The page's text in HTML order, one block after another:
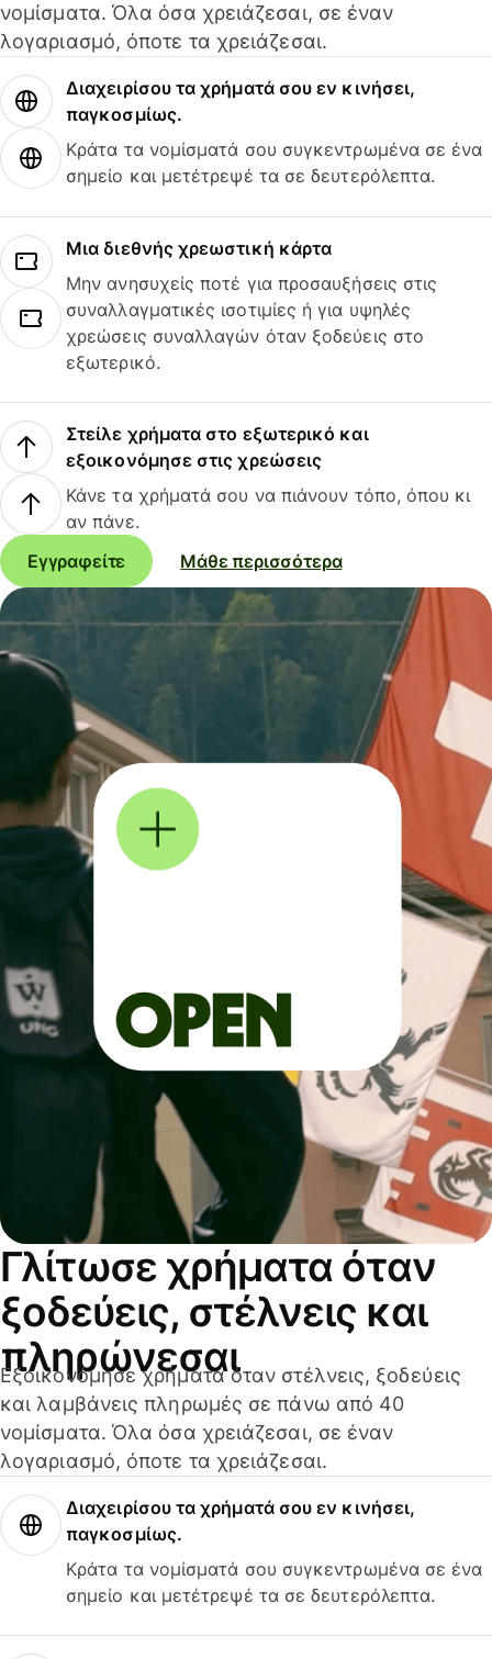
νομίσματα. Όλα όσα χρειάζεσαι, σε έναν
λογαριασμό, όποτε τα χρειάζεσαι.
Διαχειρίσου τα χρήματά σου εν κινήσει,
παγκοσμίως.
Κράτα τα νομίσματά σου συγκεντρωμένα σε ένα
σημείο και μετέτρεψέ τα σε δευτερόλεπτα.
Μια διεθνής χρεωστική κάρτα
Μην ανησυχείς ποτέ για προσαυξήσεις στις
συναλλαγματικές ισοτιμίες ή για υψηλές
χρεώσεις συναλλαγών όταν ξοδεύεις στο
εξωτερικό.
Στείλε χρήματα στο εξωτερικό και
εξοικονόμησε στις χρεώσεις
Κάνε τα χρήματά σου να πιάνουν τόπο, όπου κι
αν πάνε.
Εγγραφείτε
Μάθε περισσότερα
Γλίτωσε χρήματα όταν
ξοδεύεις, στέλνεις και
πληρώνεσαι
Εξοικονόμησε χρήματα όταν στέλνεις, ξοδεύεις
και λαμβάνεις πληρωμές σε πάνω από 40
νομίσματα. Όλα όσα χρειάζεσαι, σε έναν
λογαριασμό, όποτε τα χρειάζεσαι.
Διαχειρίσου τα χρήματά σου εν κινήσει,
παγκοσμίως.
Κράτα τα νομίσματά σου συγκεντρωμένα σε ένα
σημείο και μετέτρεψέ τα σε δευτερόλεπτα.